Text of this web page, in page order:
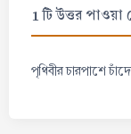
1 টি উত্তর পাওয়া
পৃথিবীর চারপাশে